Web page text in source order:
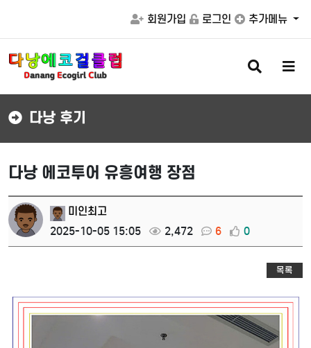
회원가입 로그인 추가메뉴
검
색
버
메
버
다낭 후기
다낭 에코투어 유흥여행 장점
미인최고
2025-10-05 15:05
2,472 6 0
목록